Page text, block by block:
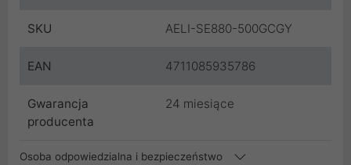
SKU AELI-SE880-500GCGY
EAN 4711085935786
Gwarancja
producenta
24 miesiące
Osoba odpowiedzialna i bezpieczeństwo